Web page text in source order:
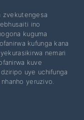
zvekutengesa
ino
kuguma
kufunga kana
nemari
kuve
uye uchifunga
yeruzivo.